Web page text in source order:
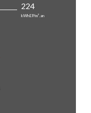
224
kWhEP/m².an